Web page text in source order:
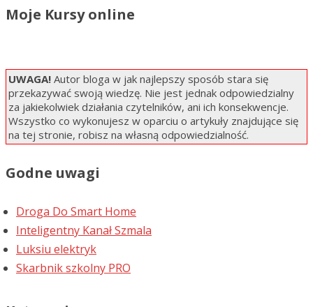
Moje Kursy online
UWAGA! Autor bloga w jak najlepszy sposób stara się
przekazywać swoją wiedzę. Nie jest jednak odpowiedzialny
za jakiekolwiek działania czytelników, ani ich konsekwencje.
Wszystko co wykonujesz w oparciu o artykuły znajdujące się
na tej stronie, robisz na własną odpowiedzialność.
Godne uwagi
Droga Do Smart Home
Inteligentny Kanał Szmala
Luksiu elektryk
Skarbnik szkolny PRO